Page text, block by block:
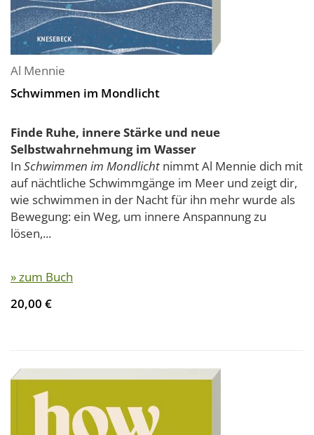
Al Mennie
Schwimmen im Mondlicht
Finde Ruhe, innere Stärke und neue
Selbstwahrnehmung im Wasser
In Schwimmen im Mondlicht nimmt Al Mennie dich mit
auf nächtliche Schwimmgänge im Meer und zeigt dir,
wie schwimmen in der Nacht für ihn mehr wurde als
Bewegung: ein Weg, um innere Anspannung zu
lösen,...
» zum Buch
20,00 €